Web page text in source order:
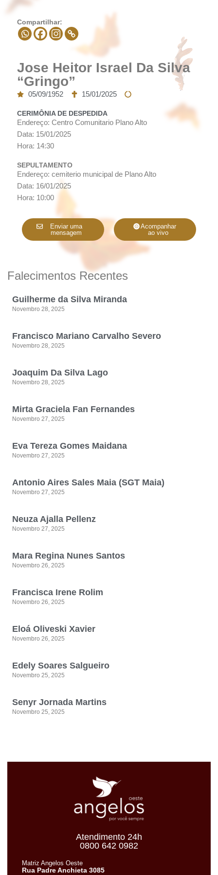
Compartilhar:
Jose Heitor Israel Da Silva
“Gringo”
05/09/1952 15/01/2025
CERIMÔNIA DE DESPEDIDA
Endereço: Centro Comunitario Plano Alto
Data: 15/01/2025
Hora: 14:30
SEPULTAMENTO
Endereço: cemiterio municipal de Plano Alto
Data: 16/01/2025
Hora: 10:00
Enviar uma
mensagem
Acompanhar
ao vivo
Falecimentos Recentes
Guilherme da Silva Miranda
Novembro 28, 2025
Francisco Mariano Carvalho Severo
Novembro 28, 2025
Joaquim Da Silva Lago
Novembro 28, 2025
Mirta Graciela Fan Fernandes
Novembro 27, 2025
Eva Tereza Gomes Maidana
Novembro 27, 2025
Antonio Aires Sales Maia (SGT Maia)
Novembro 27, 2025
Neuza Ajalla Pellenz
Novembro 27, 2025
Mara Regina Nunes Santos
Novembro 26, 2025
Francisca Irene Rolim
Novembro 26, 2025
Eloá Oliveski Xavier
Novembro 26, 2025
Edely Soares Salgueiro
Novembro 25, 2025
Senyr Jornada Martins
Novembro 25, 2025
Atendimento 24h
0800 642 0982
Matriz Angelos Oeste
Rua Padre Anchieta 3085